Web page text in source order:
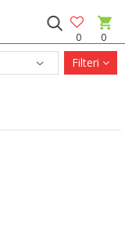
0
0
Filteri